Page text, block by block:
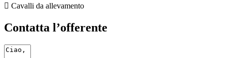
 Cavalli da allevamento
Contatta l’offerente